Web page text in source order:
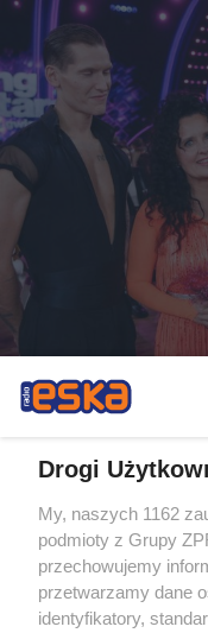
Drogi
My, naszych 1162
podmioty z Grupy
przechowujemy
przetwarzamy dane
identyfikatory,